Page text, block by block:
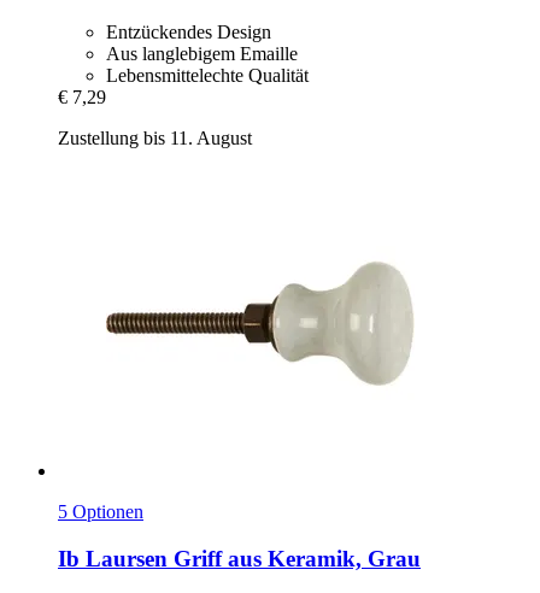
Entzückendes Design
Aus langlebigem Emaille
Lebensmittelechte Qualität
€ 7,29
Zustellung bis 11. August
5 Optionen
Ib Laursen Griff aus Keramik, Grau